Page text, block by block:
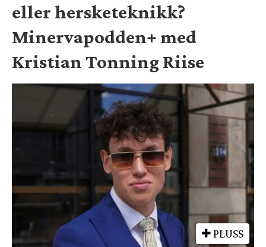
eller hersketeknikk?
Minervapodden+ med
Kristian Tonning Riise
PLUSS